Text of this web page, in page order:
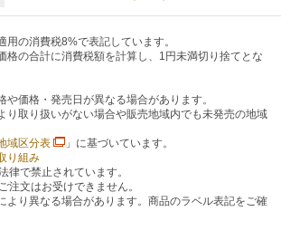
用の消費税8%で表記しています。
格の合計に消費税額を計算し、1円未満切り捨てとな
や価格・発売日が異なる場合があります。
り取り扱いがない場合や販売地域内でも未発売の地域
域区分表
」に基づいています。
り組み
律で禁止されています。
注文はお受けできません。
より異なる場合があります。商品のラベル表記をご確